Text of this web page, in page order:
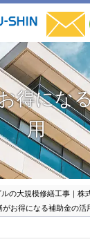
得にな
用
の大規模修繕工事｜株
がお得になる補助金の活